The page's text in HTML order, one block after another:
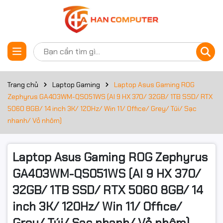
Trang chủ Laptop Gaming
Laptop Asus Gaming ROG
Zephyrus GA403WM-QS051WS (AI 9 HX 370/ 32GB/ 1TB SSD/ RTX
5060 8GB/ 14 inch 3K/ 120Hz/ Win 11/ Office/ Grey/ Túi/ Sạc
nhanh/ Vỏ nhôm)
Laptop Asus Gaming ROG Zephyrus
GA403WM-QS051WS (AI 9 HX 370/
32GB/ 1TB SSD/ RTX 5060 8GB/ 14
inch 3K/ 120Hz/ Win 11/ Office/
Thông số kỹ thuật
Bộ xử lý
Công nghệ
AMD Ryzen AI 9
Mã CPU HX 370
Tốc độ CPU 2.0GHz
Tần số turbo
tối đa
Up to 5.1GHz
Số lõi CPU 12
Số luồng 24
Đặt trước sản phẩm